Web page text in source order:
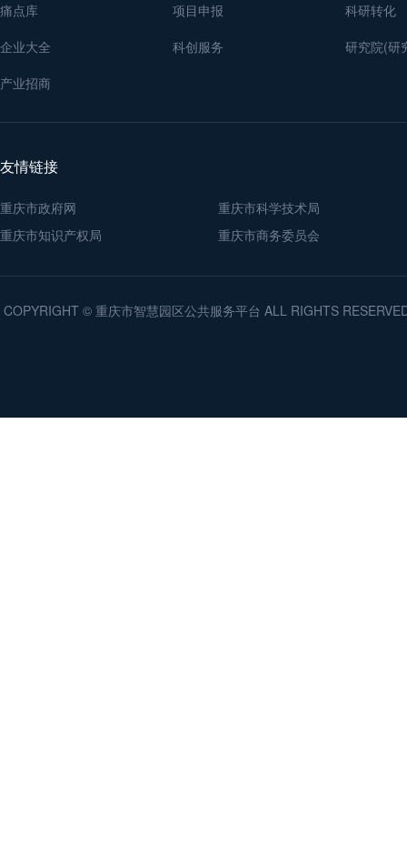
痛点库
企业大全
产业招商
项目申报
科创服务
科研转化
研究院(研
友情链接
重庆市政府网
重庆市科学技术局
重庆市知识产权局
重庆市商务委员会
COPYRIGHT © 重庆市智慧园区公共服务平台 ALL RIGHTS